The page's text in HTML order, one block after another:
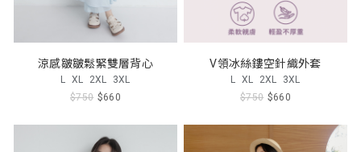
涼感皺皺鬆緊雙層背心
L XL 2XL 3XL
$750 $660
V領冰絲鏤空針織外套
L XL 2XL 3XL
$750 $660